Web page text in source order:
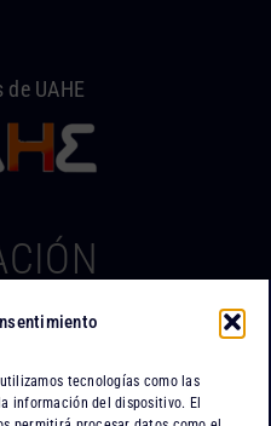
tecnologías como las
información del dispositivo. El
UAHE
Iserte
Tapiola